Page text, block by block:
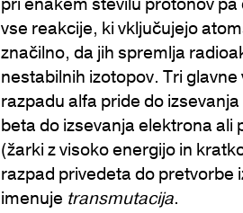
vse reakcije, ki vključujejo
značilno, da jih spremlja
nestabilnih izotopov. Tri
razpadu alfa pride do
beta do izsevanja elektrona ali
(žarki z visoko energijo in
razpad privedeta do pretvorbe
imenuje transmutacija.